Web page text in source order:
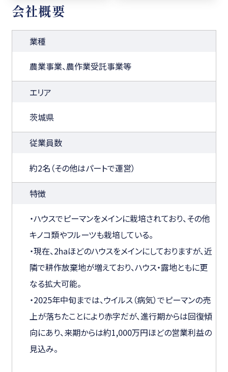
会社概要
業種
農業事業、農作業受託事業等
エリア
茨城県
従業員数
約2名（その他はパートで運営）
特徴
・ハウスでピーマンをメインに栽培されており、その他
キノコ類やフルーツも栽培している。
・現在、2haほどのハウスをメインにしておりますが、近
隣で耕作放棄地が増えており、ハウス・露地ともに更
なる拡大可能。
・2025年中旬までは、ウイルス（病気）でピーマンの売
上が落ちたことにより赤字だが、進行期からは回復傾
向にあり、来期からは約1,000万円ほどの営業利益の
見込み。